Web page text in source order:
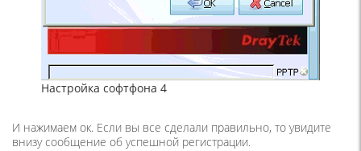
Настройка софтфона 4
И нажимаем ок. Если вы все сделали правильно, то увидите
внизу сообщение об успешной регистрации.